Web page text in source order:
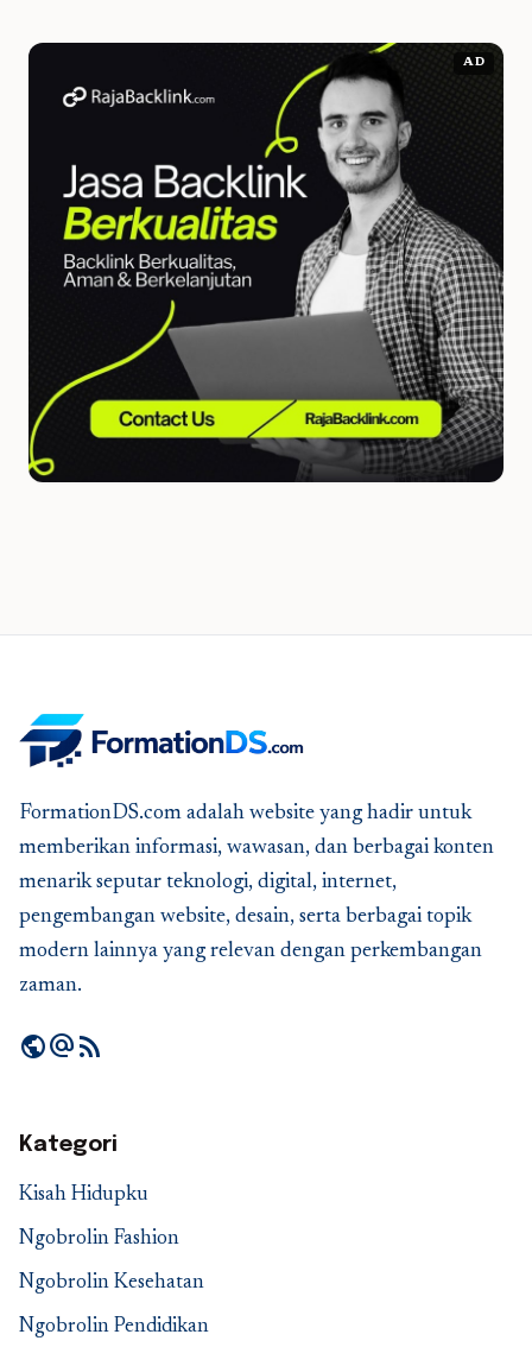
AD
FormationDS.com adalah website yang hadir untuk
memberikan informasi, wawasan, dan berbagai konten
menarik seputar teknologi, digital, internet,
pengembangan website, desain, serta berbagai topik
modern lainnya yang relevan dengan perkembangan
zaman.
publicalternate_emailrss_feed
Kategori
Kisah Hidupku
Ngobrolin Fashion
Ngobrolin Kesehatan
Ngobrolin Pendidikan